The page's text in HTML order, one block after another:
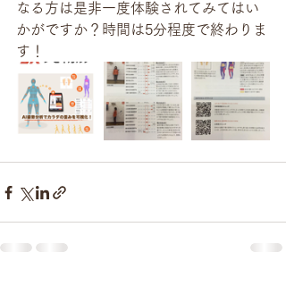
なる方は是非一度体験されてみてはい
かがですか？時間は5分程度で終わりま
す！